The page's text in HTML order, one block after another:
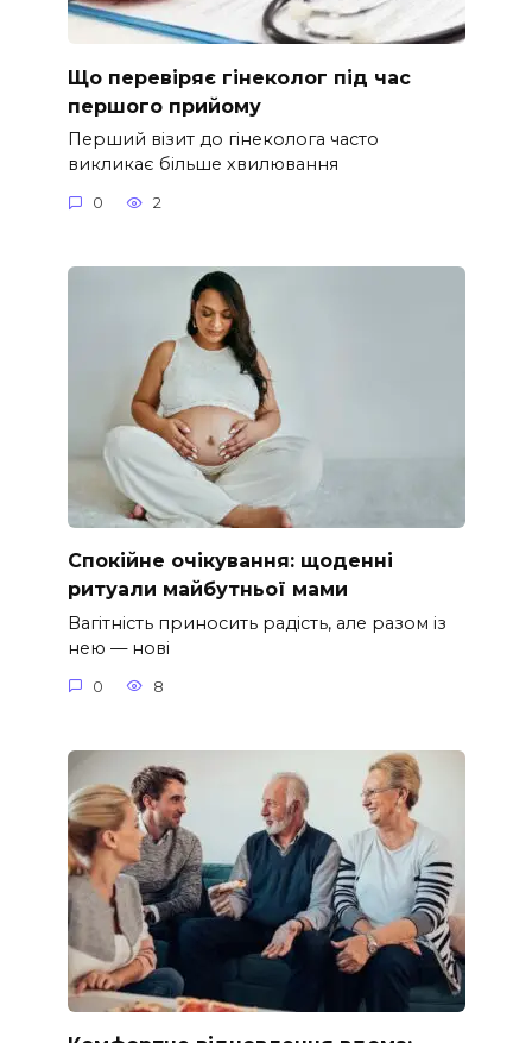
Що перевіряє гінеколог під час
першого прийому
Перший візит до гінеколога часто
викликає більше хвилювання
0 2
Спокійне очікування: щоденні
ритуали майбутньої мами
Вагітність приносить радість, але разом із
нею — нові
0 8